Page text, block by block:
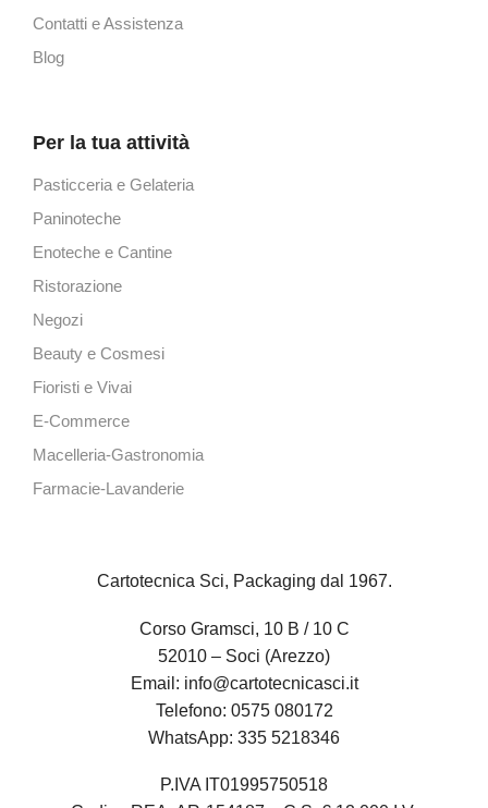
Contatti e Assistenza
Blog
Per la tua attività
Pasticceria e Gelateria
Paninoteche
Enoteche e Cantine
Ristorazione
Negozi
Beauty e Cosmesi
Fioristi e Vivai
E-Commerce
Macelleria-Gastronomia
Farmacie-Lavanderie
Cartotecnica Sci, Packaging dal 1967.
Corso Gramsci, 10 B / 10 C
52010 – Soci (Arezzo)
Email: info@cartotecnicasci.it
Telefono: 0575 080172
WhatsApp: 335 5218346
P.IVA IT01995750518